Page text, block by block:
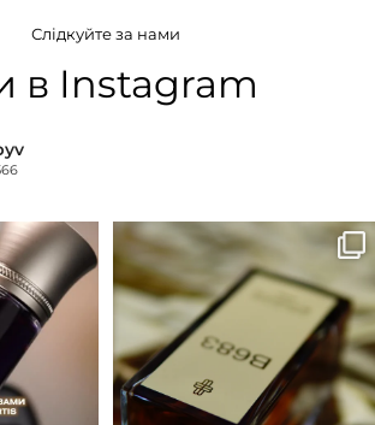
Слідкуйте за нами
в Instagram
на
...
2
Marc-Antoine Barrois B683 - це
запах вечора в
19